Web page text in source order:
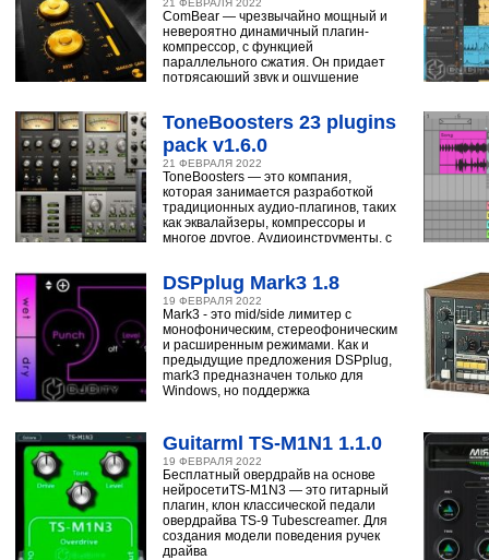
21 ФЕВРАЛЯ 2022
ComBear — чрезвычайно мощный и
невероятно динамичный плагин-
компрессор, с функцией
параллельного сжатия. Он придает
потрясающий звук и ощущение
ToneBoosters 23 plugins
pack v1.6.0
21 ФЕВРАЛЯ 2022
ToneBoosters — это компания,
которая занимается разработкой
традиционных аудио-плагинов, таких
как эквалайзеры, компрессоры и
многое другое. Аудиоинструменты, с
DSPplug Mark3 1.8
19 ФЕВРАЛЯ 2022
Mark3 - это mid/side лимитер с
монофоническим, стереофоническим
и расширенным режимами. Как и
предыдущие предложения DSPplug,
mark3 предназначен только для
Windows, но поддержка
Guitarml TS-M1N1 1.1.0
19 ФЕВРАЛЯ 2022
Бесплатный овердрайв на основе
нейросетиTS-M1N3 — это гитарный
плагин, клон классической педали
овердрайва TS-9 Tubescreamer. Для
создания модели поведения ручек
драйва